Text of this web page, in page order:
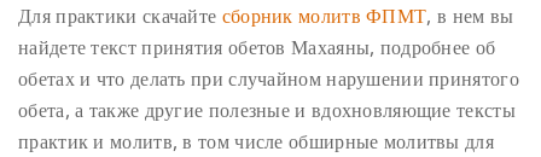
Для практики скачайте сборник молитв ФПМТ, в нем вы
найдете текст принятия обетов Махаяны, подробнее об
обетах и что делать при случайном нарушении принятого
обета, а также другие полезные и вдохновляющие тексты
практик и молитв, в том числе обширные молитвы для